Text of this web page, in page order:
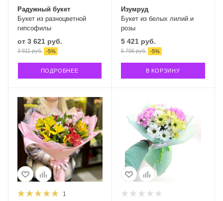
Букет из разноцветной
гипсофилы
Радужный букет
от 3 621 руб.
3 811 руб. -5%
ПОДРОБНЕЕ
Букет из белых лилий и
розы
Изумруд
5 421руб.
5 706руб. -5%
В КОРЗИНУ
1